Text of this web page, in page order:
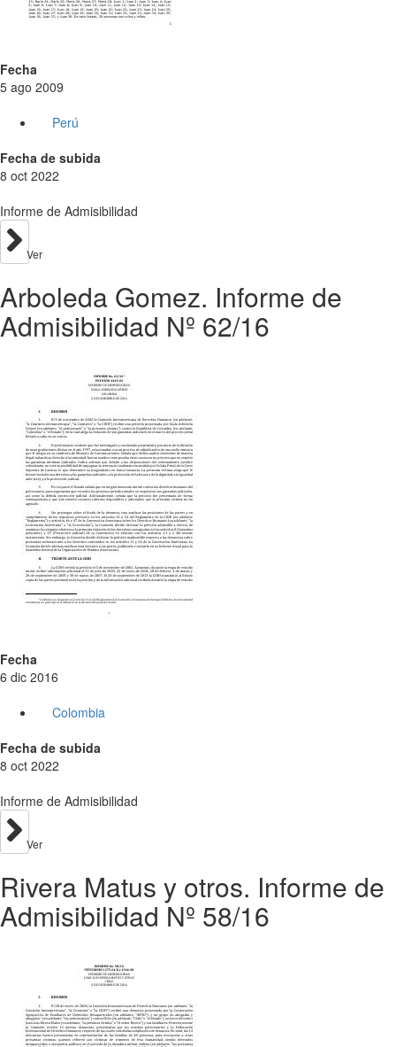
Fecha
5 ago 2009
Perú
Fecha de subida
8 oct 2022
Informe de Admisibilidad
Ver
Arboleda Gomez. Informe de
Admisibilidad Nº 62/16
Fecha
6 dic 2016
Colombia
Fecha de subida
8 oct 2022
Informe de Admisibilidad
Ver
Rivera Matus y otros. Informe de
Admisibilidad Nº 58/16